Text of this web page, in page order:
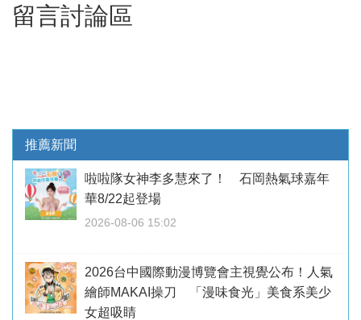
留言討論區
推薦新聞
啦啦隊女神李多慧來了！ 石岡熱氣球嘉年
華8/22起登場
2026-08-06 15:02
2026台中國際動漫博覽會主視覺公布！人氣
繪師MAKAI操刀 「漫味食光」美食系美少
女超吸睛